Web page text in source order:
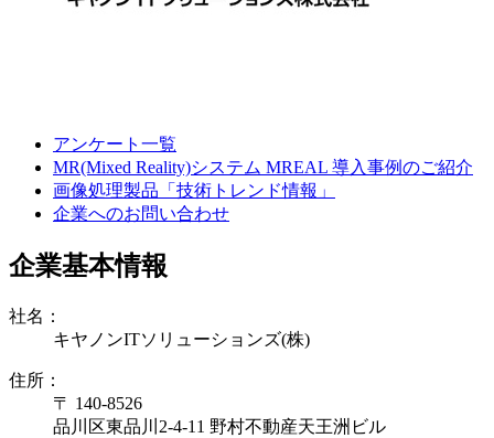
アンケート一覧
MR(Mixed Reality)システム MREAL 導入事例のご紹介
画像処理製品「技術トレンド情報」
企業へのお問い合わせ
企業基本情報
社名：
キヤノンITソリューションズ(株)
住所：
〒 140-8526
品川区東品川2-4-11 野村不動産天王洲ビル